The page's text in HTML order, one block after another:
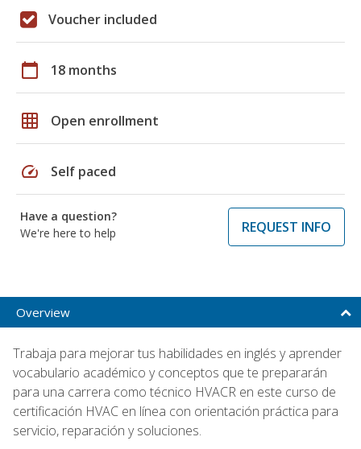
Voucher included
calendar_today 18 months
grid_on Open enrollment
speed Self paced
Have a question?
We're here to help
REQUEST INFO
Overview
Trabaja para mejorar tus habilidades en inglés y aprender
vocabulario académico y conceptos que te prepararán
para una carrera como técnico HVACR en este curso de
certificación HVAC en línea con orientación práctica para
servicio, reparación y soluciones.